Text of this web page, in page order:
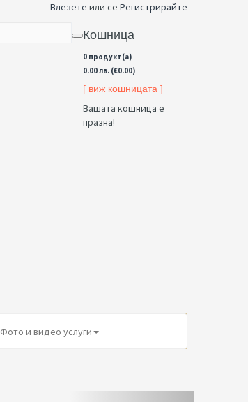
Влезете или се Регистрирайте
Кошница
0 продукт(а)
0.00 лв. (€0.00)
[ виж кошницата ]
Вашата кошница е
празна!
Фото и видео услуги